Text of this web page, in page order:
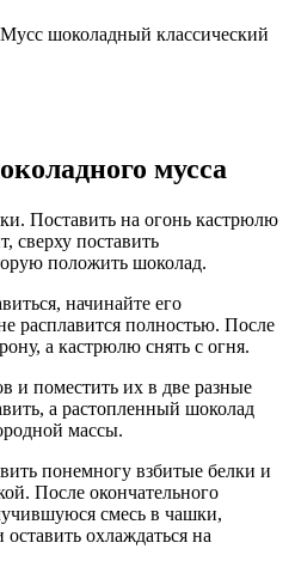
Мусс шоколадный классический
мусса
Поставить на огонь кастрюлю
сверху поставить
положить шоколад.
начинайте его
расплавится полностью. После
а кастрюлю снять с огня.
и поместить их в две разные
а растопленный шоколад
массы.
понемногу взбитые белки и
После окончательного
смесь в чашки,
охлаждаться на